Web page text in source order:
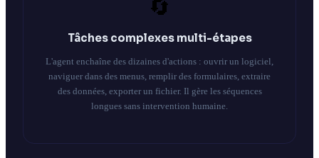
🔄
Tâches complexes multi-étapes
L'agent enchaîne des dizaines d'actions : ouvrir un logiciel,
naviguer dans des menus, remplir des formulaires, extraire
des données, exporter un fichier. Il gère les séquences
longues sans intervention humaine.